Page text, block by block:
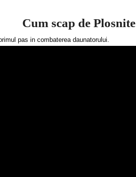
Cum scap de Plosnite
pas in combaterea daunatorului.